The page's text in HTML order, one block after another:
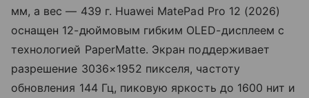
мм, а вес — 439 г. Huawei MatePad Pro 12 (2026)
оснащен 12-дюймовым гибким OLED-дисплеем с
технологией PaperMatte. Экран поддерживает
разрешение 3036×1952 пикселя, частоту
обновления 144 Гц, пиковую яркость до 1600 нит и